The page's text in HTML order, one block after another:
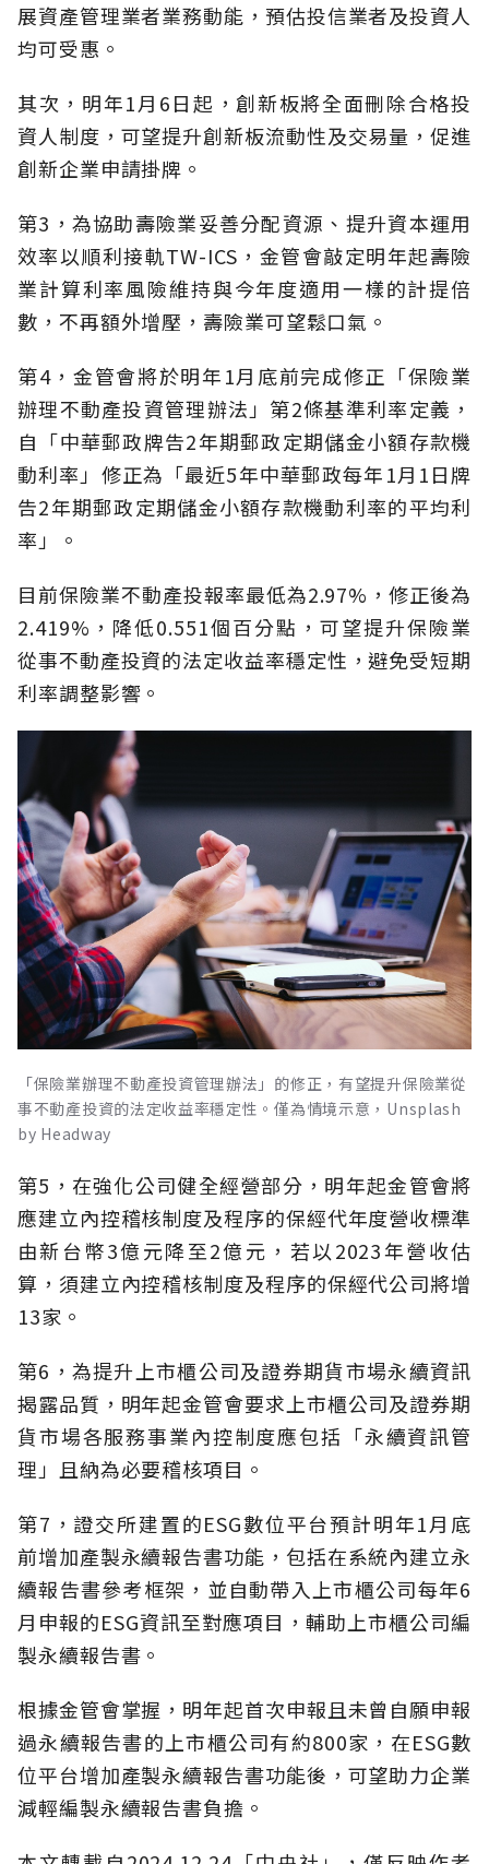
展資產管理業者業務動能，預估投信業者及投資人
均可受惠。
其次，明年1月6日起，創新板將全面刪除合格投
資人制度，可望提升創新板流動性及交易量，促進
創新企業申請掛牌。
第3，為協助壽險業妥善分配資源、提升資本運用
效率以順利接軌TW-ICS，金管會敲定明年起壽險
業計算利率風險維持與今年度適用一樣的計提倍
數，不再額外增壓，壽險業可望鬆口氣。
第4，金管會將於明年1月底前完成修正「保險業
辦理不動產投資管理辦法」第2條基準利率定義，
自「中華郵政牌告2年期郵政定期儲金小額存款機
動利率」修正為「最近5年中華郵政每年1月1日牌
告2年期郵政定期儲金小額存款機動利率的平均利
率」。
目前保險業不動產投報率最低為2.97%，修正後為
2.419%，降低0.551個百分點，可望提升保險業
從事不動產投資的法定收益率穩定性，避免受短期
利率調整影響。
「保險業辦理不動產投資管理辦法」的修正，有望提升保險業從
事不動產投資的法定收益率穩定性。僅為情境示意，Unsplash
by Headway
第5，在強化公司健全經營部分，明年起金管會將
應建立內控稽核制度及程序的保經代年度營收標準
由新台幣3億元降至2億元，若以2023年營收估
算，須建立內控稽核制度及程序的保經代公司將增
13家。
第6，為提升上市櫃公司及證券期貨市場永續資訊
揭露品質，明年起金管會要求上市櫃公司及證券期
貨市場各服務事業內控制度應包括「永續資訊管
理」且納為必要稽核項目。
第7，證交所建置的ESG數位平台預計明年1月底
前增加產製永續報告書功能，包括在系統內建立永
續報告書參考框架，並自動帶入上市櫃公司每年6
月申報的ESG資訊至對應項目，輔助上市櫃公司編
製永續報告書。
根據金管會掌握，明年起首次申報且未曾自願申報
過永續報告書的上市櫃公司有約800家，在ESG數
位平台增加產製永續報告書功能後，可望助力企業
減輕編製永續報告書負擔。